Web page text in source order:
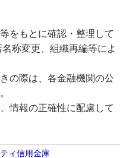
をもとに確認・整理して
称変更、組織再編等によ
の際は、各金融機関の公
情報の正確性に配慮して
ィ信用金庫